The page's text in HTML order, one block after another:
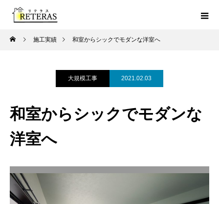
施工実績 和室からシックでモダンな洋室へ
大規模工事 2021.02.03
和室からシックでモダンな
洋室へ